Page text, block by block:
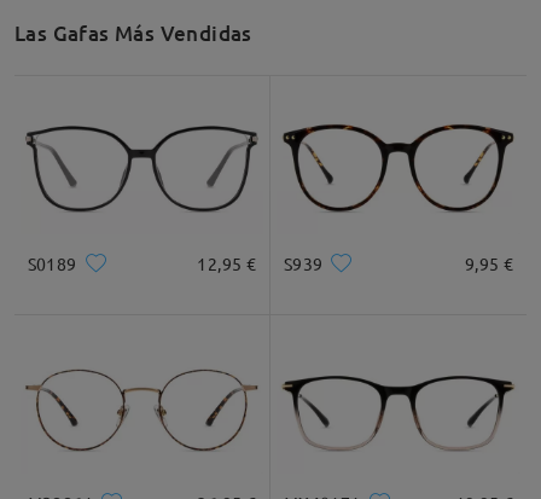
Las Gafas Más Vendidas
S0189 12,95 € S939 9,95 €